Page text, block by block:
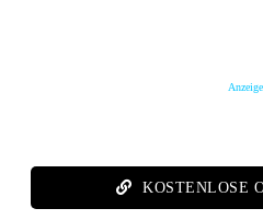
Anzeige
KOSTENLOSE